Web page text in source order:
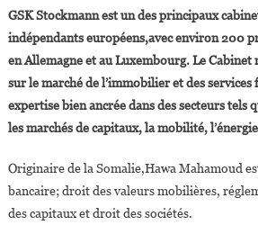
GSK Stockmann est un des principaux
indépendants européens,avec environ 200
en Allemagne et au Luxembourg. Le
sur le marché de l’immobilier et des services
expertise bien ancrée dans des secteurs tels
les marchés de capitaux, la mobilité,
Originaire de la Somalie,Hawa Mahamoud
bancaire; droit des valeurs mobilières,
des capitaux et droit des sociétés.